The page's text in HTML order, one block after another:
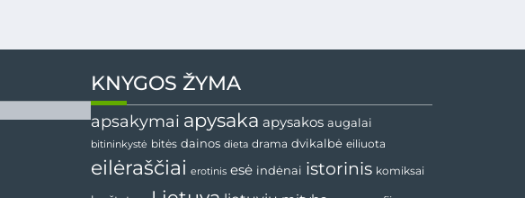
KNYGOS ŽYMA
apsakymai apysaka apysakos augalai
bitininkystė bitės dainos dieta drama dvikalbė eiliuota
eilėraščiai erotinis esė indėnai istorinis komiksai